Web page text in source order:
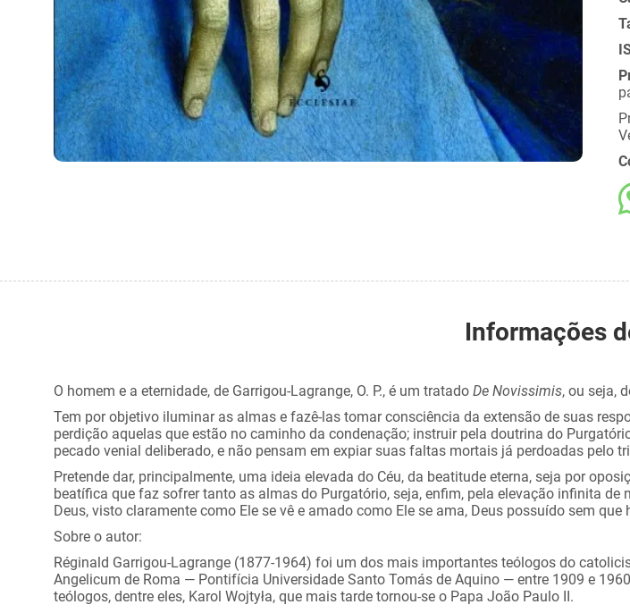
Informações
O homem e a eternidade, de Garrigou-Lagrange, O. P., é um tratado De Novissimis, ou seja,
Tem por objetivo iluminar as almas e fazê-las tomar consciência da extensão de suas
perdição aquelas que estão no caminho da condenação; instruir pela doutrina do
pecado venial deliberado, e não pensam em expiar suas faltas mortais já perdoadas pelo
Pretende dar, principalmente, uma ideia elevada do Céu, da beatitude eterna, seja por
beatífica que faz sofrer tanto as almas do Purgatório, seja, enfim, pela elevação infinita
Deus, visto claramente como Ele se vê e amado como Ele se ama, Deus possuído sem
Sobre o autor:
Réginald Garrigou-Lagrange (1877-1964) foi um dos mais importantes teólogos do
Angelicum de Roma — Pontifícia Universidade Santo Tomás de Aquino — entre 1909 e
teólogos, dentre eles, Karol Wojtyła, que mais tarde tornou-se o Papa João Paulo II.